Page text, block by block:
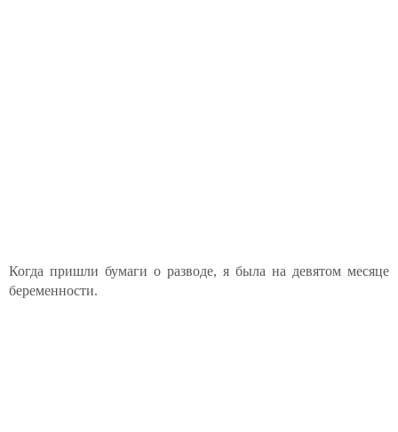
Когда пришли бумаги о разводе, я была на девятом месяце
беременности.